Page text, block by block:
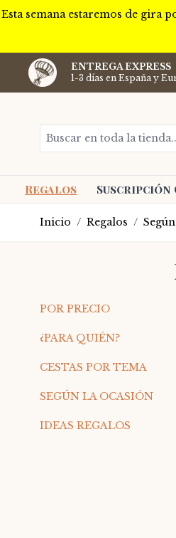
Esta semana estaremos de gira
ENTREGA EXPRESS
1-3 días en España y
Buscar en toda la
Regalos Suscripción
Inicio / Regalos /
POR PRECIO
¿PARA QUIÉN?
CESTAS POR TEMA
SEGÚN LA OCASIÓN
IDEAS REGALOS